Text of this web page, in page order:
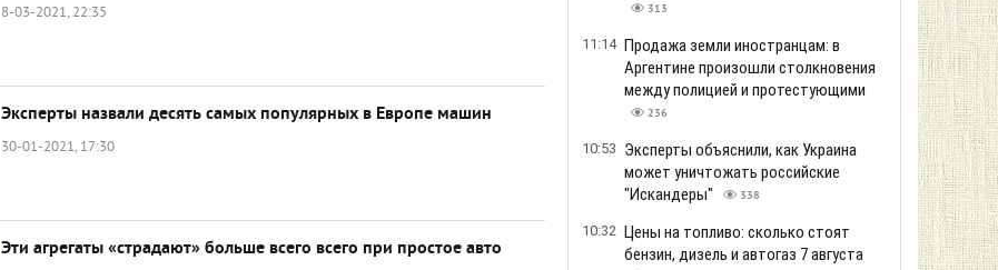
8-03-2021, 22:35
Эксперты назвали десять самых популярных в Европе машин
30-01-2021, 17:30
Эти агрегаты «страдают» больше всего всего при простое авто
313
11:14 Продажа земли иностранцам: в
Аргентине произошли столкновения
между полицией и протестующими
236
10:53 Эксперты объяснили, как Украина
может уничтожать российские
"Искандеры"
338
10:32 Цены на топливо: сколько стоят
бензин, дизель и автогаз 7 августа